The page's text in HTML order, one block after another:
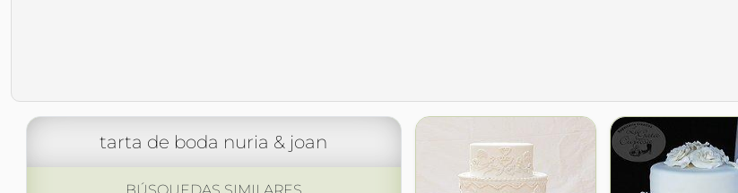
tarta de boda nuria & joan